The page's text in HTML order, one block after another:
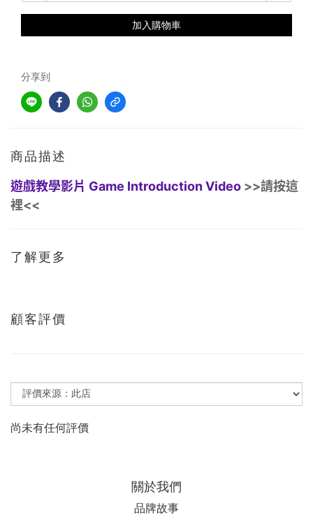
加入購物車
分享到
商品描述
遊戲教學影片 Game Introduction Video >>請按這
裡<<
了解更多
顧客評價
尚未有任何評價
關於我們
品牌故事